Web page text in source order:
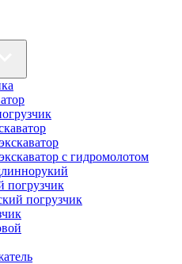
с гидромолотом
погрузчик
погрузчик